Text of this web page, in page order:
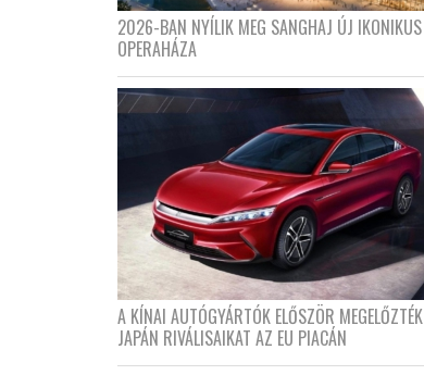
2026-BAN NYÍLIK MEG SANGHAJ ÚJ IKONIKUS
OPERAHÁZA
A KÍNAI AUTÓGYÁRTÓK ELŐSZÖR MEGELŐZTÉK
JAPÁN RIVÁLISAIKAT AZ EU PIACÁN